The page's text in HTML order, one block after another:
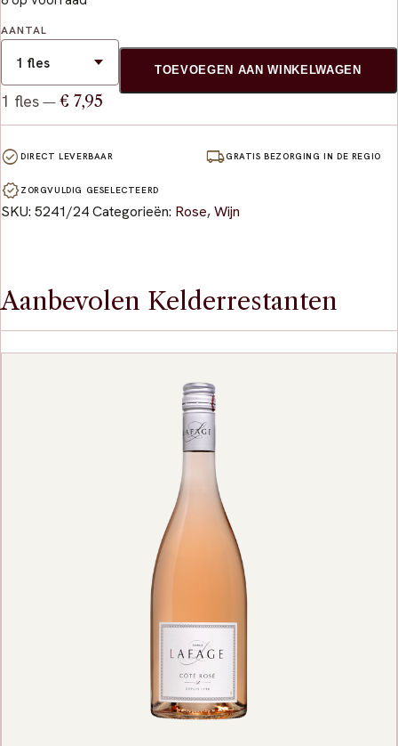
AANTAL
1 fles — € 7,95
TOEVOEGEN AAN WINKELWAGEN
check_circle DIRECT LEVERBAAR local_shippingGRATIS BEZORGING IN DE REGIO
verifiedZORGVULDIG GESELECTEERD
SKU: 5241/24Categorieën: Rose,Wijn
Aanbevolen Kelderrestanten